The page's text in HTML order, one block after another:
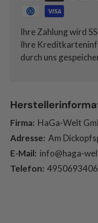
Ihre Zahlung wird
Ihre
durch uns
Firma: HaGa-Welt
Adresse: Am
E-Mail: info@haga-
Telefon: